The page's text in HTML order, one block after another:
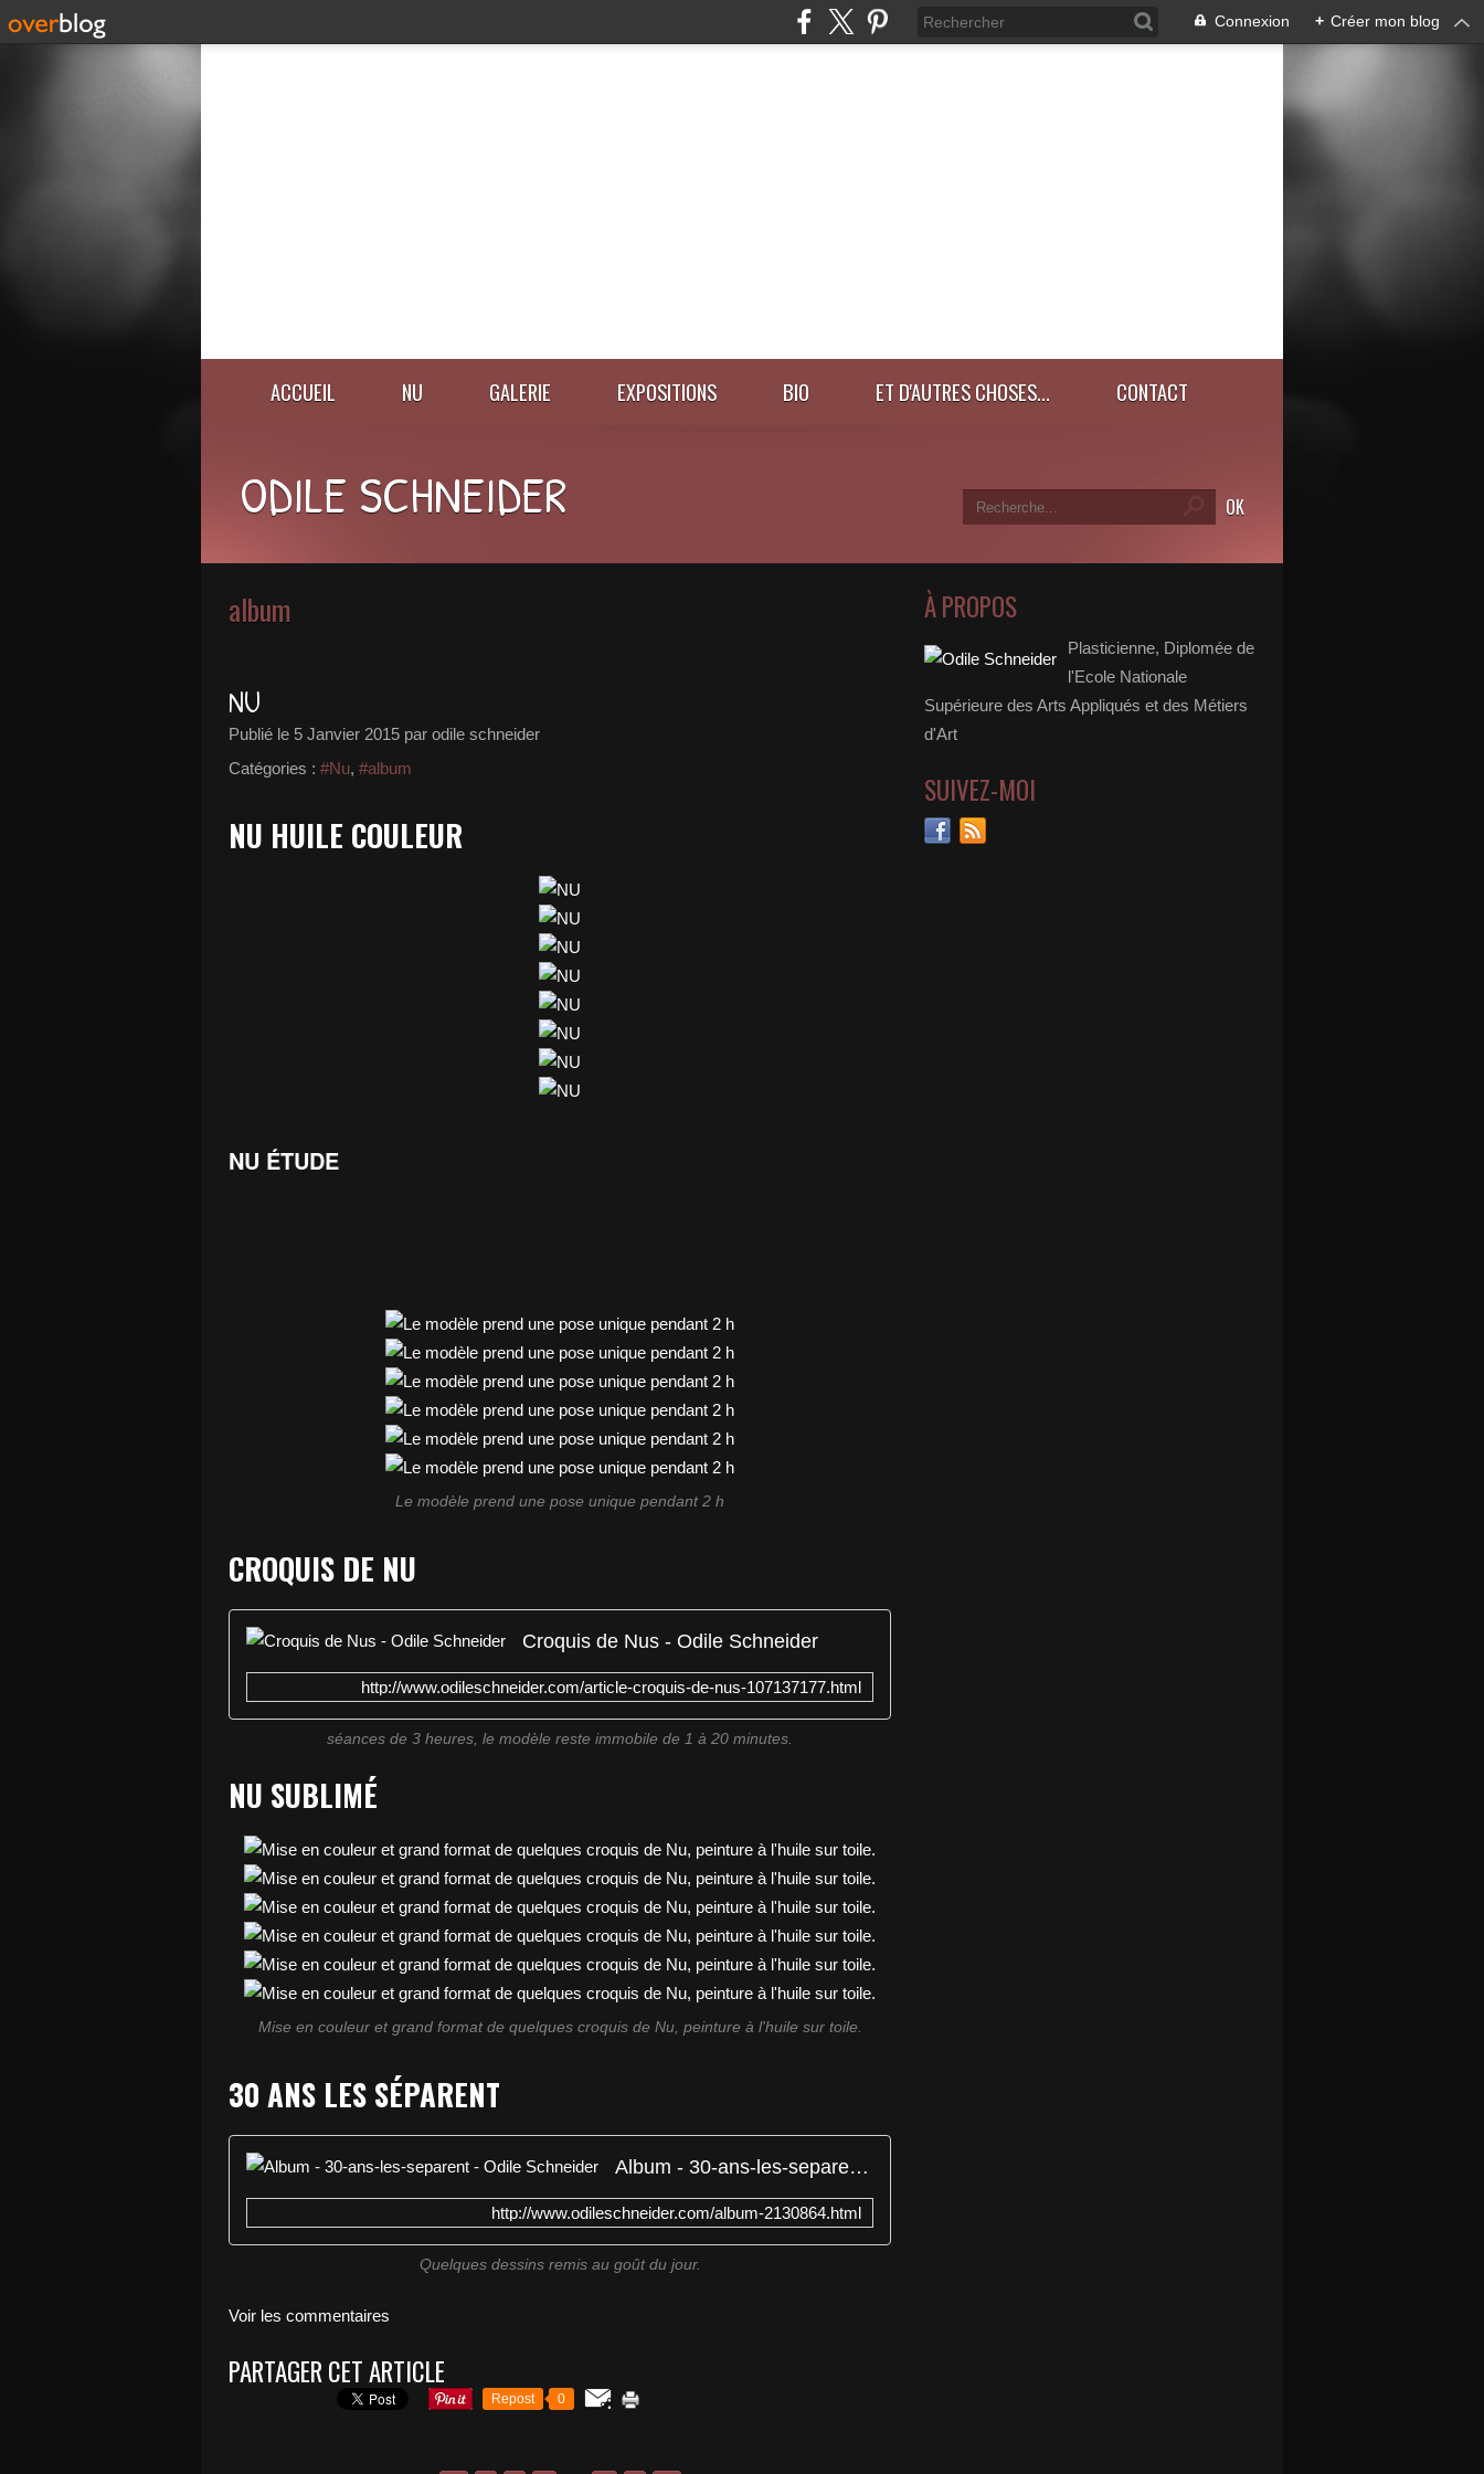
Connexion + Créer mon blog
ACCUEIL NU GALERIE EXPOSITIONS BIO ET D'AUTRES CHOSES... CONTACT
ODILE SCHNEIDER
album
NU
Publié le 5 Janvier 2015 par odile schneider
Catégories : #Nu, #album
NU HUILE COULEUR
NU ÉTUDE
Le modèle prend une pose unique pendant 2 h
CROQUIS DE NU
Croquis de Nus - Odile Schneider
http://www.odileschneider.com/article-croquis-de-nus-107137177.html
séances de 3 heures, le modèle reste immobile de 1 à 20 minutes.
NU SUBLIMÉ
Mise en couleur et grand format de quelques croquis de Nu, peinture à l'huile sur toile.
30 ANS LES SÉPARENT
Album - 30-ans-les-separent - Odile Schneider
http://www.odileschneider.com/album-2130864.html
Quelques dessins remis au goût du jour.
Voir les commentaires
PARTAGER CET ARTICLE
Repost 0
À PROPOS
Plasticienne, Diplomée de
l'Ecole Nationale
Supérieure des Arts Appliqués et des Métiers
d'Art
SUIVEZ-MOI